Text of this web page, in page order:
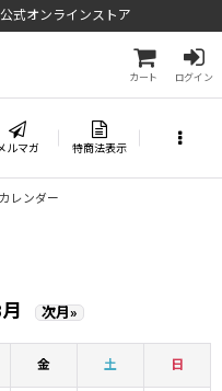
式オンラインストア
カート ログイン
ルマガ 特商法表示
レンダー
次月»
金 土 日